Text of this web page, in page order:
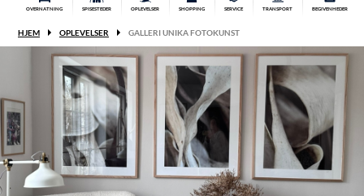
OVERNATNING SPISESTEDER OPLEVELSER SHOPPING SERVICE TRANSPORT BEGIVENHEDER
HJEM OPLEVELSER GALLERI UNIKA FOTOKUNST